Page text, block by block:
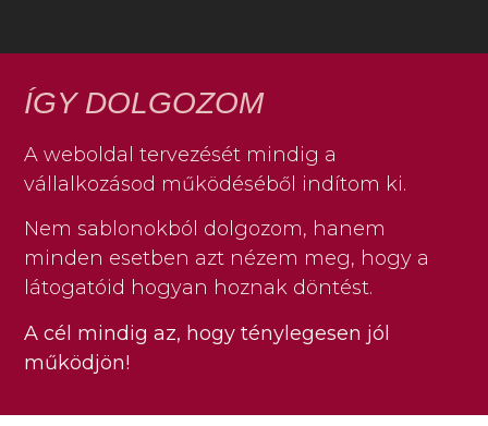
ÍGY DOLGOZOM
A weboldal tervezését mindig a
vállalkozásod működéséből indítom ki.
Nem sablonokból dolgozom, hanem
minden esetben azt nézem meg, hogy a
látogatóid hogyan hoznak döntést.
A cél mindig az, hogy ténylegesen jól
működjön!